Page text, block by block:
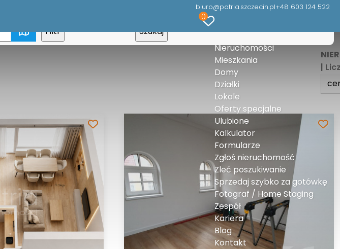
biuro@patria.szczecin.pl+48 603 124 522
0
Nieruchomości
Mieszkania
Domy
Działki
Lokale
Oferty specjalne
Ulubione
Kalkulator
Formularze
Zgłoś nieruchomość
Zleć poszukiwanie
Sprzedaj szybko za gotówkę
Fotograf / Home Staging
Zespół
Kariera
Blog
Kontakt
|